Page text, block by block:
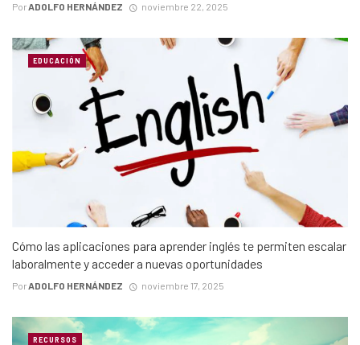
PorADOLFO HERNÁNDEZ noviembre 22, 2025
Cómo las aplicaciones para aprender inglés te permiten escalar
laboralmente y acceder a nuevas oportunidades
Por ADOLFO HERNÁNDEZ noviembre 17, 2025
EDUCACIÓN
RECURSOS